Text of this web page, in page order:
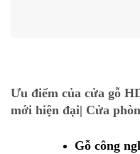
Ưu điểm của cửa gỗ
mới hiện đại| Cửa
Gỗ công